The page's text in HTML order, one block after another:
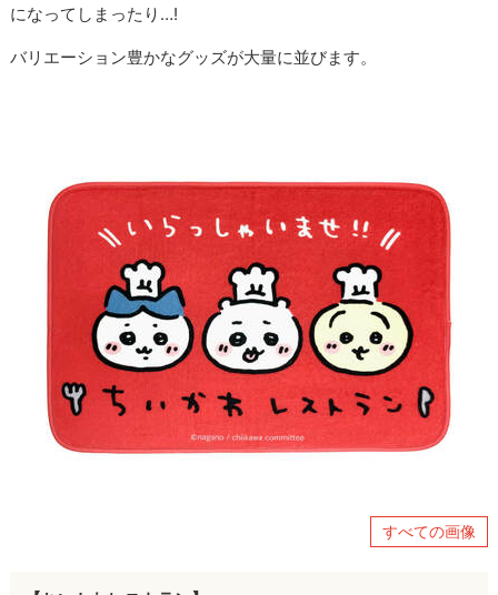
になってしまったり…!
バリエーション豊かなグッズが大量に並びます。
すべての画像